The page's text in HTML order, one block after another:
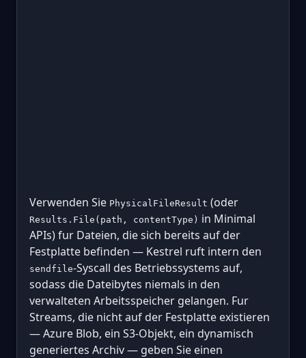
Verwenden Sie PhysicalFileResult (oder
Results.File(path, contentType) in Minimal
APIs) fur Dateien, die sich bereits auf der
Festplatte befinden — Kestrel ruft intern den
sendfile-Syscall des Betriebssystems auf,
sodass die Dateibytes niemals in den
verwalteten Arbeitsspeicher gelangen. Fur
Streams, die nicht auf der Festplatte existieren
— Azure Blob, ein S3-Objekt, ein dynamisch
generiertes Archiv — geben Sie einen